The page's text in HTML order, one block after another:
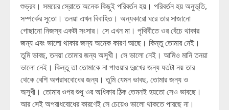
শুভ্রব। সময়ের স্রোতে অনেক কিছুই পরিবর্তন হয়। পরিবর্তন হয় অনুভূতি,
সম্পর্কের সুতো। তনয়া এখন বিবাহিত। অন্যকারো ঘরে তার সাজানো
গোছানো নিজস্ব একটা সংসার। সে এখন মা। পৃথিবীতে ওর বেঁচে থাকার
জন্য এবং ভালো থাকার জন্য অনেক কারণ আছে। কিন্তু তোমার নেই।
তুমি ভাবছ, তনয়া তোমার জন্য অসুখী। সে ভালো নেই। আমিও মানি তনয়া
ভালো নেই। কিন্তু তা তোমাকে না পাওয়ার দুঃখের জন্য যতটা নয় তার
থেকে বেশি অপরাধবোধের জন্য। তুমি যেমন ভাবছ, তোমার জন্য ও
অসুখী। তোমার ওপর শুধু ওর অধিকার ঠিক তেমনই হয়তো সেও ভাবছে।
আর সেই অপরাধবোধের কারণেই সে চেয়েও ভালো থাকতে পারছে না।